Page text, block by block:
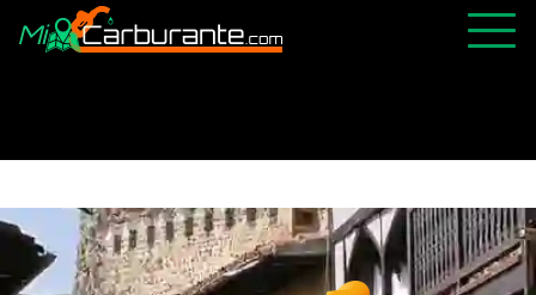
ABIERTAS 24H
ÚLTIMAS MATRÍCULAS